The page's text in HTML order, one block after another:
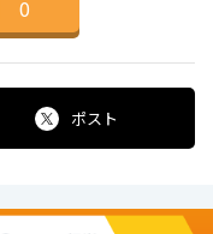
0
ポスト